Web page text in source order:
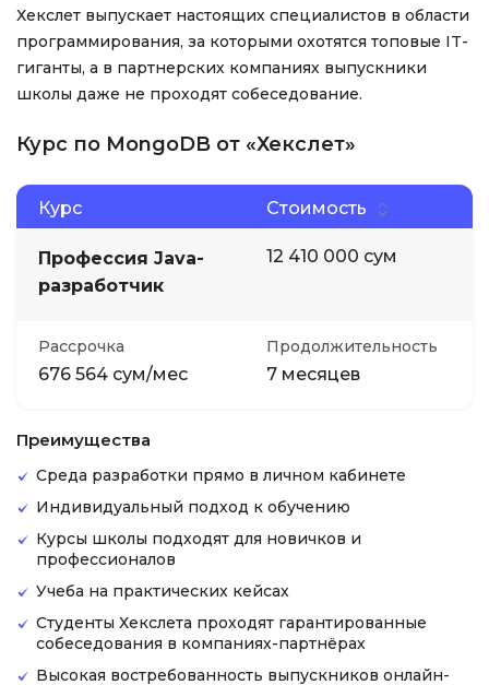
Хекслет выпускает настоящих специалистов в области
программирования, за которыми охотятся топовые IT-
гиганты, а в партнерских компаниях выпускники
школы даже не проходят собеседование.
Курс по MongoDB от «Хекслет»
Курс Стоимость
Профессия Java-
разработчик
12 410 000 сум
Рассрочка
676 564 сум/мес
Продолжительность
7 месяцев
Преимущества
Среда разработки прямо в личном кабинете
Индивидуальный подход к обучению
Курсы школы подходят для новичков и
профессионалов
Учеба на практических кейсах
Студенты Хекслета проходят гарантированные
собеседования в компаниях-партнёрах
Высокая востребованность выпускников онлайн-